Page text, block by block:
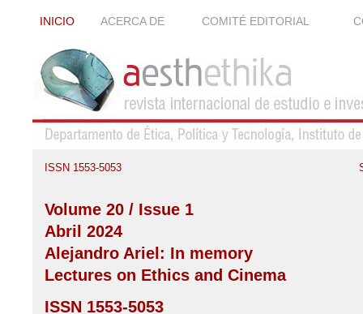
INICIO ACERCA DE COMITÉ EDITORIAL
ISSN 1553-5053
Volume 20 / Issue 1
Abril 2024
Alejandro Ariel: In memory
Lectures on Ethics and Cinema
ISSN 1553-5053